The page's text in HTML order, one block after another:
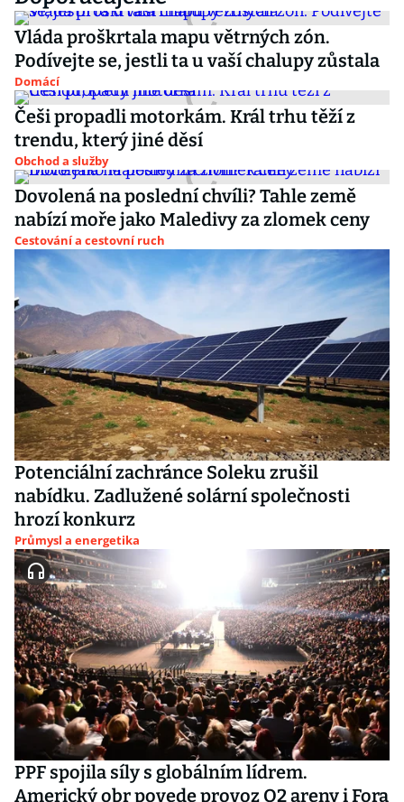
Vláda proškrtala mapu větrných zón.
Podívejte se, jestli ta u vaší chalupy zůstala
Domácí
Češi propadli motorkám. Král trhu těží z
trendu, který jiné děsí
Obchod a služby
Dovolená na poslední chvíli? Tahle země
nabízí moře jako Maledivy za zlomek ceny
Cestování a cestovní ruch
Potenciální zachránce Soleku zrušil
nabídku. Zadlužené solární společnosti
hrozí konkurz
Průmysl a energetika
PPF spojila síly s globálním lídrem.
Americký obr povede provoz O2 areny i Fora